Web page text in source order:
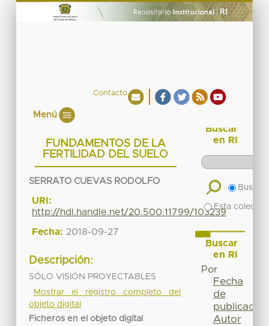
Contacto
Menú
FUNDAMENTOS DE LA
FERTILIDAD DEL SUELO
SERRATO CUEVAS RODOLFO
URI:
http://hdl.handle.net/20.500.11799/103239
Fecha: 2018-09-27
Descripción:
SÓLO VISIÓN PROYECTABLES
Mostrar el registro completo del
objeto digital
Ficheros en el objeto digital
Buscar
en RI
Buscar
Esta
Buscar
en RI
Por
Fecha
de
publicación
Autor